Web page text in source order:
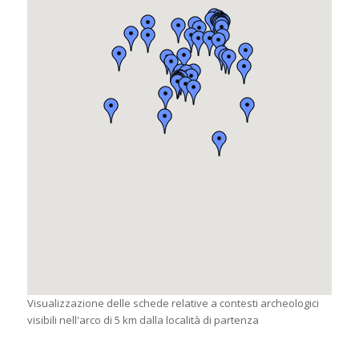
Visualizzazione delle schede relative a contesti archeologici
visibili nell'arco di 5 km dalla località di partenza